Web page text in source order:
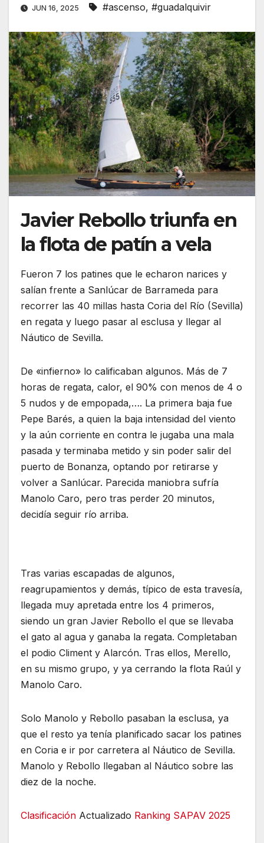
JUN 16, 2025 #ascenso, #guadalquivir
Javier Rebollo triunfa en
la flota de patín a vela
Fueron 7 los patines que le echaron narices y
salían frente a Sanlúcar de Barrameda para
recorrer las 40 millas hasta Coria del Río (Sevilla)
en regata y luego pasar al esclusa y llegar al
Náutico de Sevilla.
De «infierno» lo calificaban algunos. Más de 7
horas de regata, calor, el 90% con menos de 4 o
5 nudos y de empopada,…. La primera baja fue
Pepe Barés, a quien la baja intensidad del viento
y la aún corriente en contra le jugaba una mala
pasada y terminaba metido y sin poder salir del
puerto de Bonanza, optando por retirarse y
volver a Sanlúcar. Parecida maniobra sufría
Manolo Caro, pero tras perder 20 minutos,
decidía seguir río arriba.
Tras varias escapadas de algunos,
reagrupamientos y demás, típico de esta travesía,
llegada muy apretada entre los 4 primeros,
siendo un gran Javier Rebollo el que se llevaba
el gato al agua y ganaba la regata. Completaban
el podio Climent y Alarcón. Tras ellos, Merello,
en su mismo grupo, y ya cerrando la flota Raúl y
Manolo Caro.
Solo Manolo y Rebollo pasaban la esclusa, ya
que el resto ya tenía planificado sacar los patines
en Coria e ir por carretera al Náutico de Sevilla.
Manolo y Rebollo llegaban al Náutico sobre las
diez de la noche.
Clasificación Actualizado Ranking SAPAV 2025